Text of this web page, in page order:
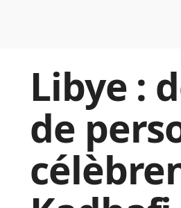
Libye :
de